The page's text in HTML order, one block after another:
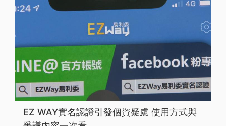
EZ WAY實名認證引發個資疑慮 使用方式與